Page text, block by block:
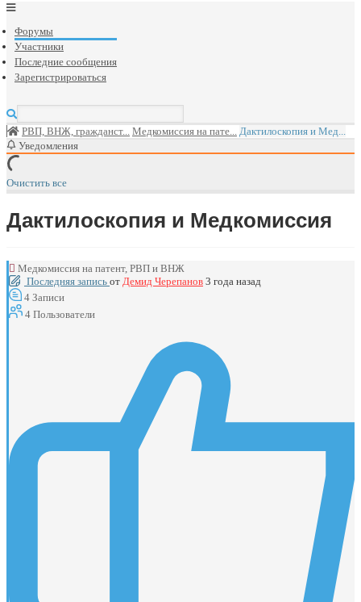
Форумы
Участники
Последние сообщения
Зарегистрироваться
РВП, ВНЖ, гражданст... Медкомиссия на пате... Дактилоскопия и Мед...
Уведомления
Очистить все
Дактилоскопия и Медкомиссия
Медкомиссия на патент, РВП и ВНЖ
Последняя запись от Демид Черепанов 3 года назад
4 Записи
4 Пользователи